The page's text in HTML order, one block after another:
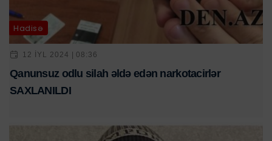
Hadisə
12 IYL 2024 | 08:36
Qanunsuz odlu silah əldə edən narkotacirlər
SAXLANILDI